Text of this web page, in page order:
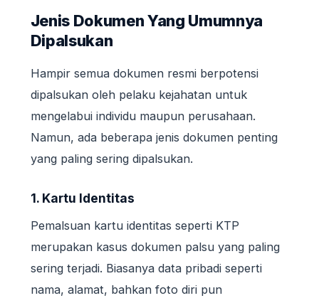
Jenis Dokumen Yang Umumnya
Dipalsukan
Hampir semua dokumen resmi berpotensi
dipalsukan oleh pelaku kejahatan untuk
mengelabui individu maupun perusahaan.
Namun, ada beberapa jenis dokumen penting
yang paling sering dipalsukan.
1. Kartu Identitas
Pemalsuan kartu identitas seperti KTP
merupakan kasus dokumen palsu yang paling
sering terjadi. Biasanya data pribadi seperti
nama, alamat, bahkan foto diri pun